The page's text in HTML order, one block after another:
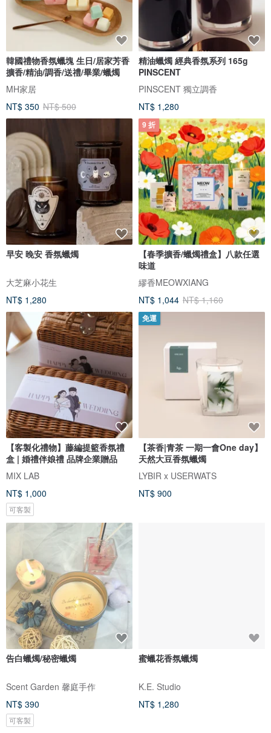
韓國禮物香氛蠟塊 生日/居家芳香
擴香/精油/調香/送禮/畢業/蠟燭
MH家居
NT$ 350 NT$ 500
精油蠟燭 經典香氛系列 165g
PINSCENT
PINSCENT 獨立調香
NT$ 1,280
早安 晚安 香氛蠟燭
大芝麻小花生
NT$ 1,280
9 折
【春季擴香/蠟燭禮盒】八款任選
味道
繆香MEOWXIANG
NT$ 1,044 NT$ 1,160
【客製化禮物】藤編提籃香氛禮
盒 | 婚禮伴娘禮 品牌企業贈品
MIX LAB
NT$ 1,000
可客製
免運
【茶香|青茶 一期一會One day】
天然大豆香氛蠟燭
LYBIR x USERWATS
NT$ 900
告白蠟燭/秘密蠟燭
Scent Garden 馨庭手作
NT$ 390
可客製
蜜蠟花香氛蠟燭
K.E. Studio
NT$ 1,280